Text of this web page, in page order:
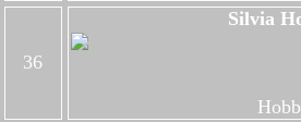
36
Silvia